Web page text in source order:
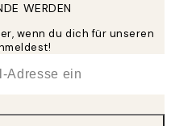
WERDEN
wenn du dich für unseren